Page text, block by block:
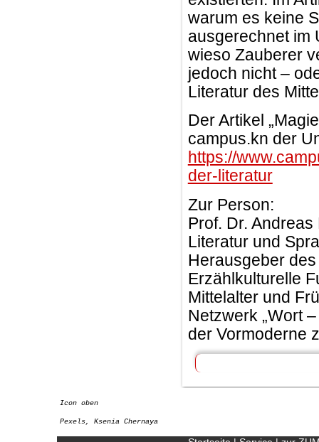
warum es keine
ausgerechnet im
wieso Zauberer
jedoch nicht –
Literatur des
Der Artikel
campus.kn der
https://
der-literatur
Zur Person:
Prof. Dr.
Literatur und
Herausgeber
Erzählkulturelle
Mittelalter und
Netzwerk „Wort
der Vormoderne
Icon oben
Pexels, Ksenia Chernaya